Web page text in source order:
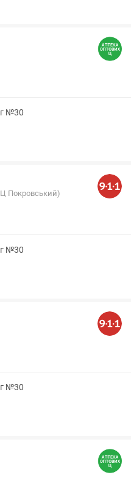
№30
Покровський)
№30
№30